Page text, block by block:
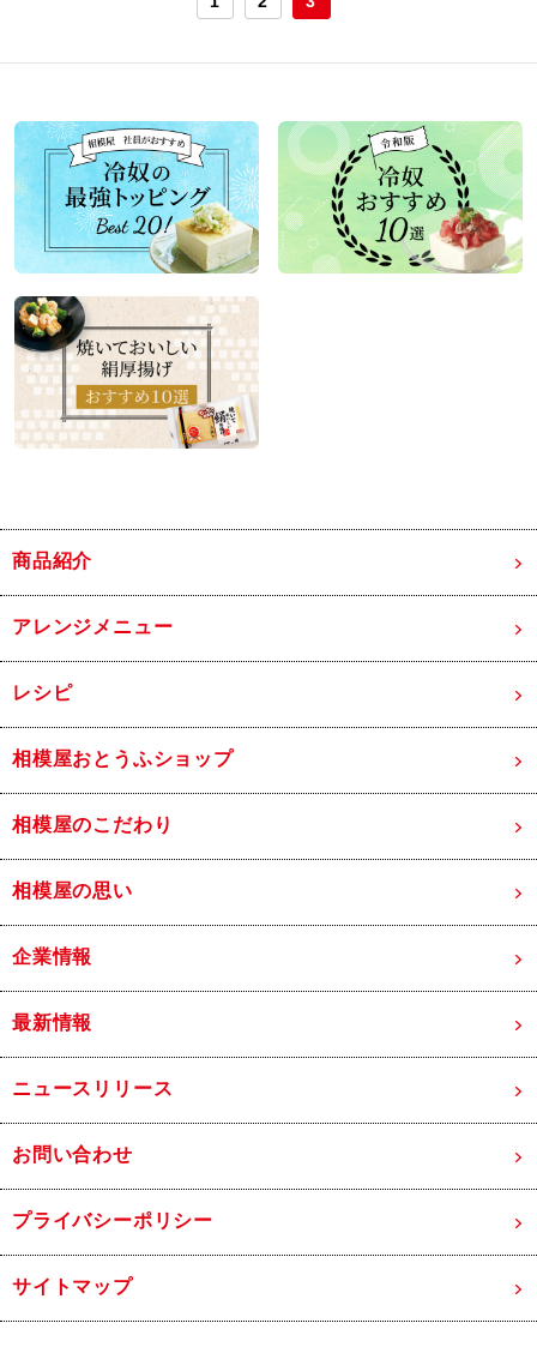
商品紹介
アレンジメニュー
レシピ
相模屋おとうふショップ
相模屋のこだわり
相模屋の思い
企業情報
最新情報
ニュースリリース
お問い合わせ
プライバシーポリシー
サイトマップ